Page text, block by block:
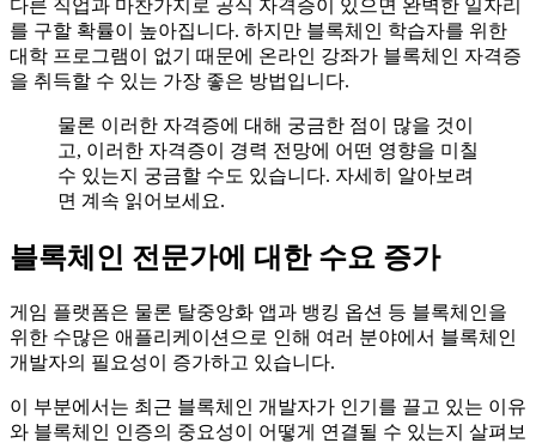
다른 직업과 마찬가지로 공식 자격증이 있으면 완벽한 일자리
를 구할 확률이 높아집니다. 하지만 블록체인 학습자를 위한
대학 프로그램이 없기 때문에 온라인 강좌가 블록체인 자격증
을 취득할 수 있는 가장 좋은 방법입니다.
물론 이러한 자격증에 대해 궁금한 점이 많을 것이
고, 이러한 자격증이 경력 전망에 어떤 영향을 미칠
수 있는지 궁금할 수도 있습니다. 자세히 알아보려
면 계속 읽어보세요.
블록체인 전문가에 대한 수요 증가
게임 플랫폼은 물론 탈중앙화 앱과 뱅킹 옵션 등 블록체인을
위한 수많은 애플리케이션으로 인해 여러 분야에서 블록체인
개발자의 필요성이 증가하고 있습니다.
이 부분에서는 최근 블록체인 개발자가 인기를 끌고 있는 이유
와 블록체인 인증의 중요성이 어떻게 연결될 수 있는지 살펴보